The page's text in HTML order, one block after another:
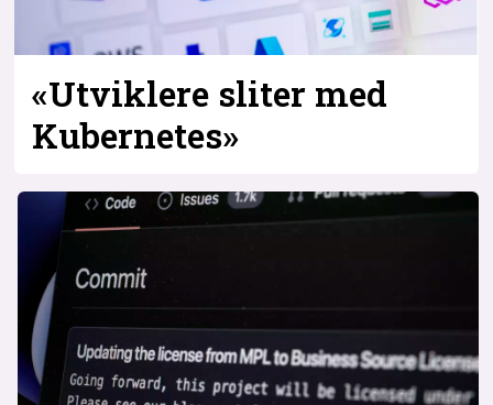
«Utviklere sliter med
Kubernetes»